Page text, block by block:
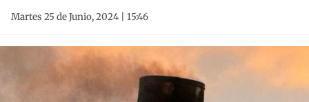
Martes 25 de Junio, 2024 | 15:46